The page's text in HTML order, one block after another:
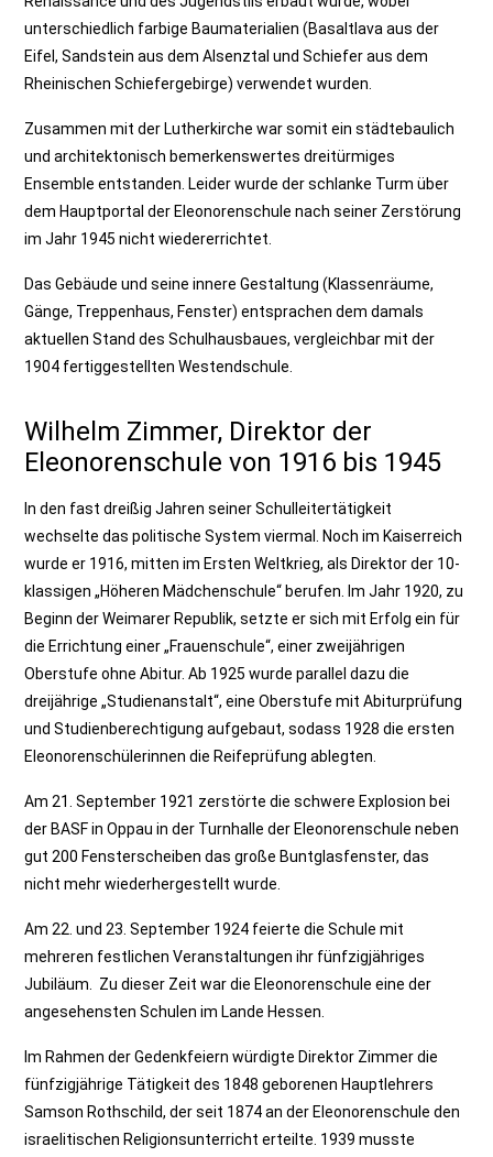
unterschiedlich farbige Baumaterialien (Basaltlava aus der
Eifel, Sandstein aus dem Alsenztal und Schiefer aus dem
Rheinischen Schiefergebirge) verwendet wurden.
Zusammen mit der Lutherkirche war somit ein städtebaulich
und architektonisch bemerkenswertes dreitürmiges
Ensemble entstanden. Leider wurde der schlanke Turm über
dem Hauptportal der Eleonorenschule nach seiner Zerstörung
im Jahr 1945 nicht wiedererrichtet.
Das Gebäude und seine innere Gestaltung (Klassenräume,
Gänge, Treppenhaus, Fenster) entsprachen dem damals
aktuellen Stand des Schulhausbaues, vergleichbar mit der
1904 fertiggestellten Westendschule.
Wilhelm Zimmer, Direktor der
Eleonorenschule von 1916 bis 1945
In den fast dreißig Jahren seiner Schulleitertätigkeit
wechselte das politische System viermal. Noch im Kaiserreich
wurde er 1916, mitten im Ersten Weltkrieg, als Direktor der 10-
klassigen „Höheren Mädchenschule“ berufen. Im Jahr 1920, zu
Beginn der Weimarer Republik, setzte er sich mit Erfolg ein für
die Errichtung einer „Frauenschule“, einer zweijährigen
Oberstufe ohne Abitur. Ab 1925 wurde parallel dazu die
dreijährige „Studienanstalt“, eine Oberstufe mit Abiturprüfung
und Studienberechtigung aufgebaut, sodass 1928 die ersten
Eleonorenschülerinnen die Reifeprüfung ablegten.
Am 21. September 1921 zerstörte die schwere Explosion bei
der BASF in Oppau in der Turnhalle der Eleonorenschule neben
gut 200 Fensterscheiben das große Buntglasfenster, das
nicht mehr wiederhergestellt wurde.
Am 22. und 23. September 1924 feierte die Schule mit
mehreren festlichen Veranstaltungen ihr fünfzigjähriges
Jubiläum. Zu dieser Zeit war die Eleonorenschule eine der
angesehensten Schulen im Lande Hessen.
Im Rahmen der Gedenkfeiern würdigte Direktor Zimmer die
fünfzigjährige Tätigkeit des 1848 geborenen Hauptlehrers
Samson Rothschild, der seit 1874 an der Eleonorenschule den
israelitischen Religionsunterricht erteilte. 1939 musste